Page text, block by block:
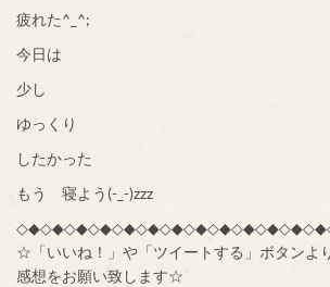
疲れた^_^;
今日は
少し
ゆっくり
したかった
もう 寝よう(-_-)zzz
☆「いいね！」や「ツイートする」ボタンよ
感想をお願い致します☆